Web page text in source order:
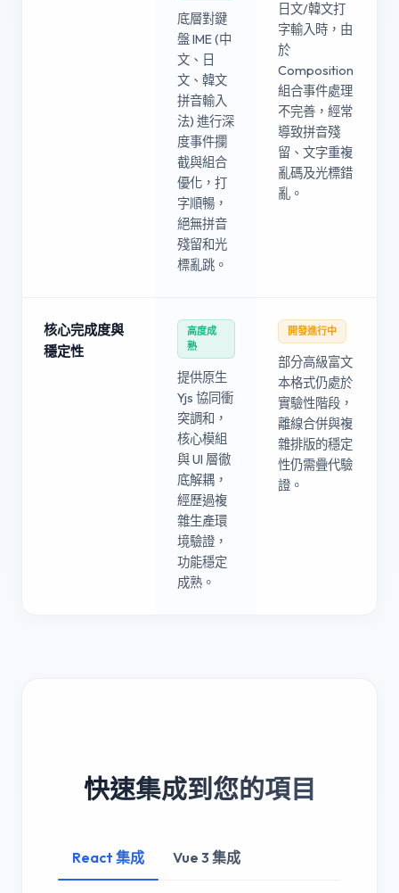
底層對鍵
盤 IME (中
文、日
文、韓文
拼音輸入
法) 進行深
度事件攔
截與組合
優化，打
字順暢，
絕無拼音
殘留和光
標亂跳。
日文/韓文打
字輸入時，由
於
Composition
組合事件處理
不完善，經常
導致拼音殘
留、文字重複
亂碼及光標錯
亂。
核心完成度與
穩定性
高度成
熟
提供原生
Yjs 協同衝
突調和，
核心模組
與 UI 層徹
底解耦，
經歷過複
雜生產環
境驗證，
功能穩定
成熟。
開發進行中
部分高級富文
本格式仍處於
實驗性階段，
離線合併與複
雜排版的穩定
性仍需疊代驗
證。
快速集成到您的項目
React 集成 Vue 3 集成